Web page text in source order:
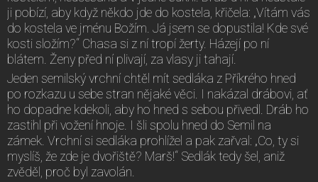
ji pobízí, aby když někdo jde do kostela, křičela: „Vítám vás
do kostela ve jménu Božím. Já jsem se dopustila! Kde své
kosti složím?“ Chasa si z ní tropí žerty. Házejí po ní
blátem. Ženy před ní plivají, za vlasy ji tahají.
Jeden semilský vrchní chtěl mít sedláka z Příkrého hned
po rozkazu u sebe stran nějaké věci. I nakázal drábovi, ať
ho dopadne kdekoli, aby ho hned s sebou přivedl. Dráb ho
zastihl při vožení hnoje. I šli spolu hned do Semil na
zámek. Vrchní si sedláka prohlížel a pak zařval: „Co, ty si
myslíš, že zde je dvořiště? Marš!“ Sedlák tedy šel, aniž
zvěděl, proč byl zavolán.